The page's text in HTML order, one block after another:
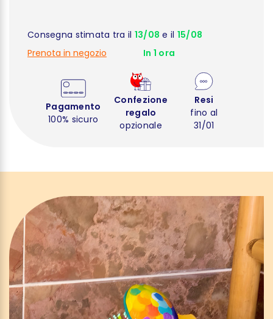
Consegna stimata tra il 13/08 e il 15/08
Prenota in negozio
In 1 ora
Pagamento
100% sicuro
Confezione
regalo
opzionale
Resi
fino al
31/01